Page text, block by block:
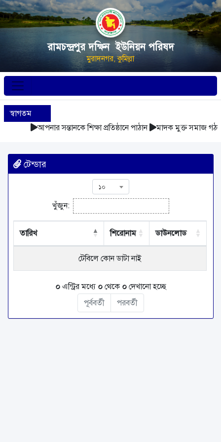
রামচন্দ্রপুর দক্ষিন ইউনিয়ন পরিষদ
মুরাদনগর, কুমিল্লা
স্বাগতম
আপনার সন্তানকে শিক্ষা প্রতিষ্ঠানে পাঠান
মাদক মুক্ত সমাজ গঠন
টেন্ডার
১০
খুঁজুন:
তারিখ শিরোনাম ডাউনলোড
টেবিলে কোন ডাটা নাই
০এন্ট্রির মধ্যে ০থেকে ০দেখানো হচ্ছে
পূর্ববর্তী
পরবর্তী